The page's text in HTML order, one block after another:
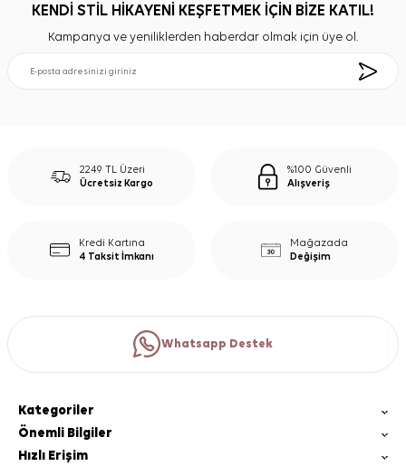
KENDİ STİL HİKAYENİ KEŞFETMEK İÇİN BİZE KATIL!
Kampanya ve yeniliklerden haberdar olmak için üye ol.
2249 TL Üzeri
Ücretsiz Kargo
%100 Güvenli
Alışveriş
Kredi Kartına
4 Taksit İmkanı
Mağazada
Değişim
Whatsapp Destek
Kategoriler
Önemli Bilgiler
Hızlı Erişim